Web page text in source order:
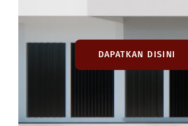
DAPATKAN DISINI